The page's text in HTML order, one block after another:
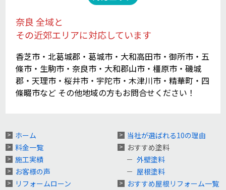
奈良 全域と
その近郊エリアに対応しています
香芝市・北葛城郡・葛城市・大和高田市・御所市・五
條市・生駒市・奈良市・大和郡山市・橿原市・磯城
郡・天理市・桜井市・宇陀市・木津川市・精華町・四
條畷市など その他地域の方もお問合せください！
ホーム
料金一覧
施工実績
お客様の声
リフォームローン
当社が選ばれる10の理由
おすすめ塗料
外壁塗料
屋根塗料
おすすめ屋根リフォーム一覧